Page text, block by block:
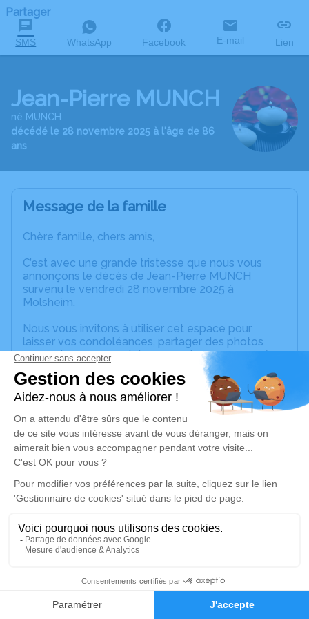
Faire-part Hommages
Partager
SMS WhatsApp Facebook E-mail Lien
Jean-Pierre MUNCH
né MUNCH
décédé le 28 novembre 2025 à l'âge de 86
ans
Message de la famille
Chère famille, chers amis,
C’est avec une grande tristesse que nous vous
annonçons le décès de Jean-Pierre MUNCH
survenu le vendredi 28 novembre 2025 à
Molsheim.
Nous vous invitons à utiliser cet espace pour
laisser vos condoléances, partager des photos
souvenirs, une anecdote ou exprimer vos pensées
à travers des poèmes ou des textes. Cet endroit
est un lieu d'expression dédié à honorer la
mémoire de Jean-Pierre MUNCH.
Un service de plantation d’arbre hommage est
disponible ici.
jeudi 04 décembre 2025 à 10h30
Église Saint Martin de Westhoffen
67310 Westhoffen